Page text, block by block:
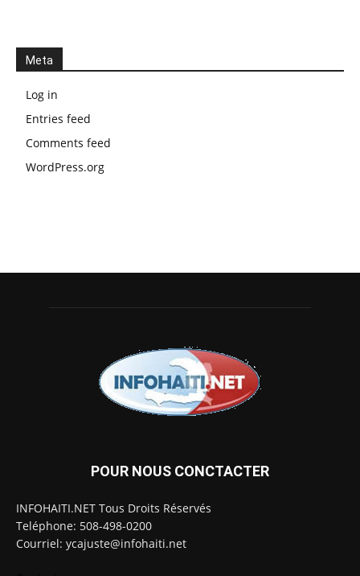
Meta
Log in
Entries feed
Comments feed
WordPress.org
POUR NOUS CONCTACTER
INFOHAITI.NET Tous Droits Réservés
Teléphone: 508-498-0200
Courriel: ycajuste@infohaiti.net